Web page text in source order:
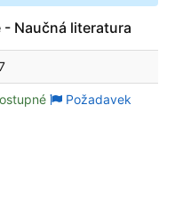
Naučná literatura
Požadavek